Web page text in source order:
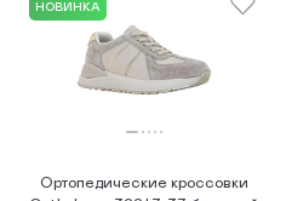
НОВИНКА
Ортопедические кроссовки